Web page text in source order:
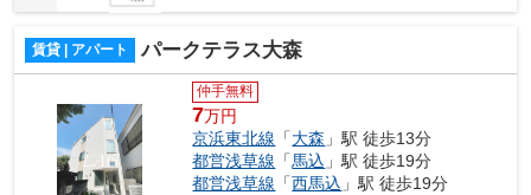
賃貸 | アパート パークテラス大森
仲手無料
7万円
京浜東北線 「大森 」駅 徒歩13分
都営浅草線 「馬込 」駅 徒歩19分
都営浅草線 「西馬込 」駅 徒歩19分